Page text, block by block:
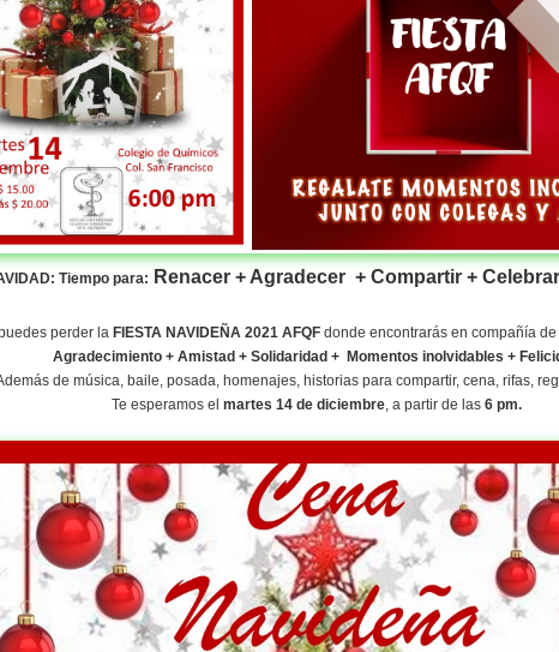
Tiempo para: Renacer + Agradecer + Compartir +
perder la FIESTA NAVIDEÑA 2021 AFQF donde encontrarás en compañía
Agradecimiento + Amistad + Solidaridad + Momentos inolvidables +
de música, baile, posada, homenajes, historias para compartir, cena, rifas,
Te esperamos elmartes 14 de diciembre, a partir de las6 pm.